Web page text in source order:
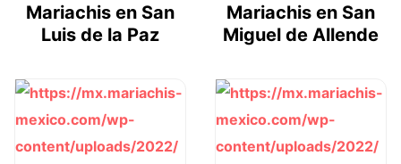
Mariachis en San
Luis de la Paz
Mariachis en San
Miguel de Allende